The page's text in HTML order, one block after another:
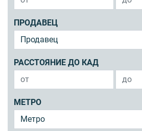
ПРОДАВЕЦ
РАССТОЯНИЕ ДО КАД
МЕТРО